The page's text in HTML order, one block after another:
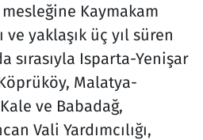
Kaymakam
ve yaklaşık üç yıl süren
sırasıyla Isparta-Yenişar
Malatya-
ve Babadağ,
Vali Yardımcılığı,